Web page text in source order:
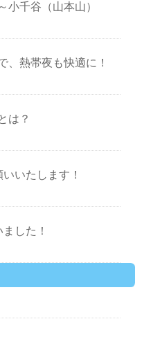
小千谷（山本山）
、熱帯夜も快適に！
は？
いたします！
した！